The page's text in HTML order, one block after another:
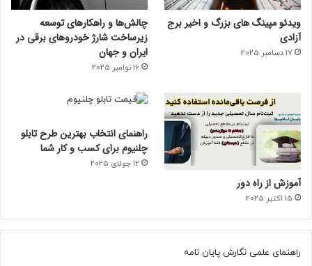
ویدئو مپینگ های بزرگ و اخیر برج
آزادی
17 دسامبر 2025
چالش‌ها و راهکارهای توسعه
زیرساخت شارژ خودروهای برقی در
ایران و جهان
16 نوامبر 2025
آموزش از راه دور
15 اکتبر 2025
راهنمای انتخاب بهترین طرح تابلو
چلنیوم برای کسب و کار شما
12 جولای 2025
راهنمای علمی نگارش پایان نامه